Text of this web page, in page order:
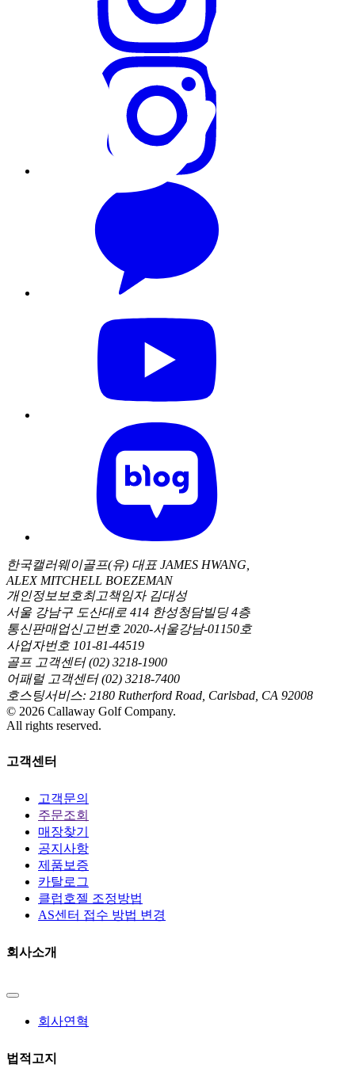
한국캘러웨이골프(유) 대표 JAMES HWANG,
ALEX MITCHELL BOEZEMAN
개인정보보호최고책임자 김대성
서울 강남구 도산대로 414 한성청담빌딩 4층
통신판매업신고번호 2020-서울강남-01150호
사업자번호 101-81-44519
골프 고객센터 (02) 3218-1900
어패럴 고객센터 (02) 3218-7400
호스팅서비스: 2180 Rutherford Road, Carlsbad, CA 92008
© 2026 Callaway Golf Company.
All rights reserved.
고객센터
고객문의
주문조회
매장찾기
공지사항
제품보증
카탈로그
클럽호젤 조정방법
AS센터 접수 방법 변경
회사소개
회사연혁
법적고지